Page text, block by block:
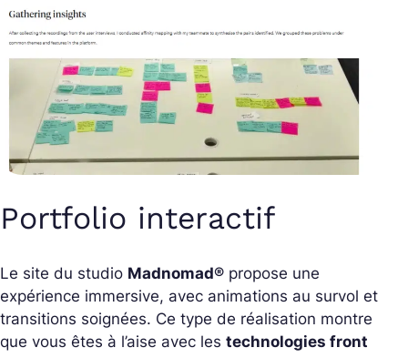
Portfolio interactif
Le site du studio Madnomad® propose une
expérience immersive, avec animations au survol et
transitions soignées. Ce type de réalisation montre
que vous êtes à l’aise avec les technologies front